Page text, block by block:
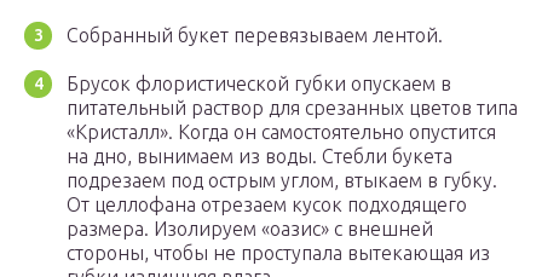
Собранный букет перевязываем лентой.
Брусок флористической губки опускаем в
питательный раствор для срезанных цветов типа
«Кристалл». Когда он самостоятельно опустится
на дно, вынимаем из воды. Стебли букета
подрезаем под острым углом, втыкаем в губку.
От целлофана отрезаем кусок подходящего
размера. Изолируем «оазис» с внешней
стороны, чтобы не проступала вытекающая из